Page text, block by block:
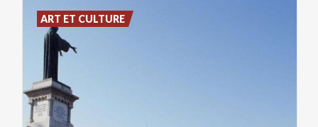
ART ET CULTURE